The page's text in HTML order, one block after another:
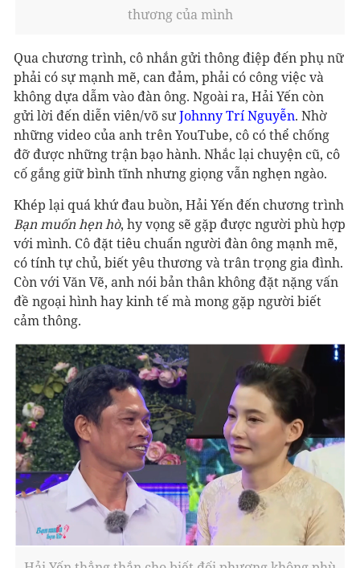
thương của mình
Qua chương trình, cô nhắn gửi thông điệp đến phụ nữ
phải có sự mạnh mẽ, can đảm, phải có công việc và
không dựa dẫm vào đàn ông. Ngoài ra, Hải Yến còn
gửi lời đến diễn viên/võ sưJohnny Trí Nguyễn. Nhờ
những video của anh trên YouTube, cô có thể chống
đỡ được những trận bạo hành. Nhắc lại chuyện cũ, cô
cố gắng giữ bình tĩnh nhưng giọng vẫn nghẹn ngào.
Khép lại quá khứ đau buồn, Hải Yến đến chương trình
Bạn muốn hẹn hò, hy vọng sẽ gặp được người phù hợp
với mình. Cô đặt tiêu chuẩn người đàn ông mạnh mẽ,
có tính tự chủ, biết yêu thương và trân trọng gia đình.
Còn với Văn Vẽ, anh nói bản thân không đặt nặng vấn
đề ngoại hình hay kinh tế mà mong gặp người biết
cảm thông.